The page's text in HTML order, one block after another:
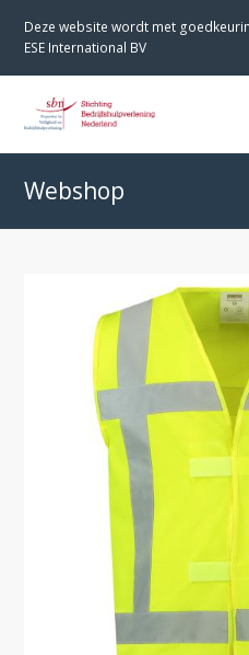
Deze website wordt met
ESE International BV
Webshop